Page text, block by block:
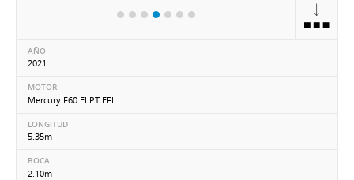
AÑO
2021
MOTOR
Mercury F60 ELPT EFI
LONGITUD
5.35m
BOCA
2.10m